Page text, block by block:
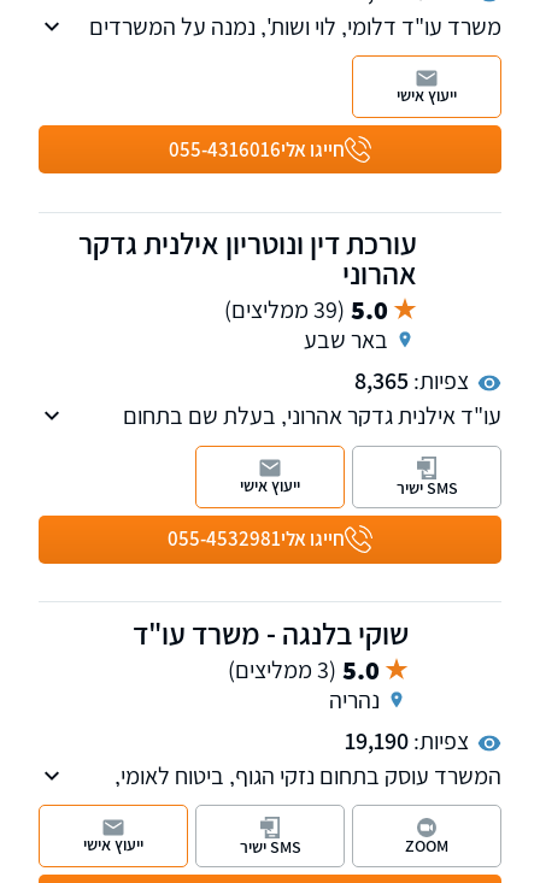
משרד עו"ד דלומי, לוי ושות', נמנה על המשרדים
הבולטים והמובילים בתחומם באזור הדרום
חייגו אלי055-4316016
ייעוץ אישי
עורכת דין ונוטריון אילנית גדקר
אהרוני
5.0 (39 ממליצים)
באר שבע
צפיות:8,365
עו"ד אילנית גדקר אהרוני, בעלת שם בתחום
הביטוח הלאומי ובייצוג לקוחות בתחום נפגעי
עבודה, נכות כללית, נפגעי פעולות איבה וטרור
לרבות ייצוג בוועדות רפואיות ובערכאות משפטיות.
חייגו אלי055-4532981
SMS ישיר ייעוץ אישי
שוקי בלנגה - משרד עו"ד
5.0 (3 ממליצים)
נהריה
צפיות:19,190
המשרד עוסק בתחום נזקי הגוף, ביטוח לאומי,
תאונות, מחלות, פטור ממס הכנסה מטעמי בריאות
ודיני ביטוח.
ZOOM SMS ישיר ייעוץ אישי